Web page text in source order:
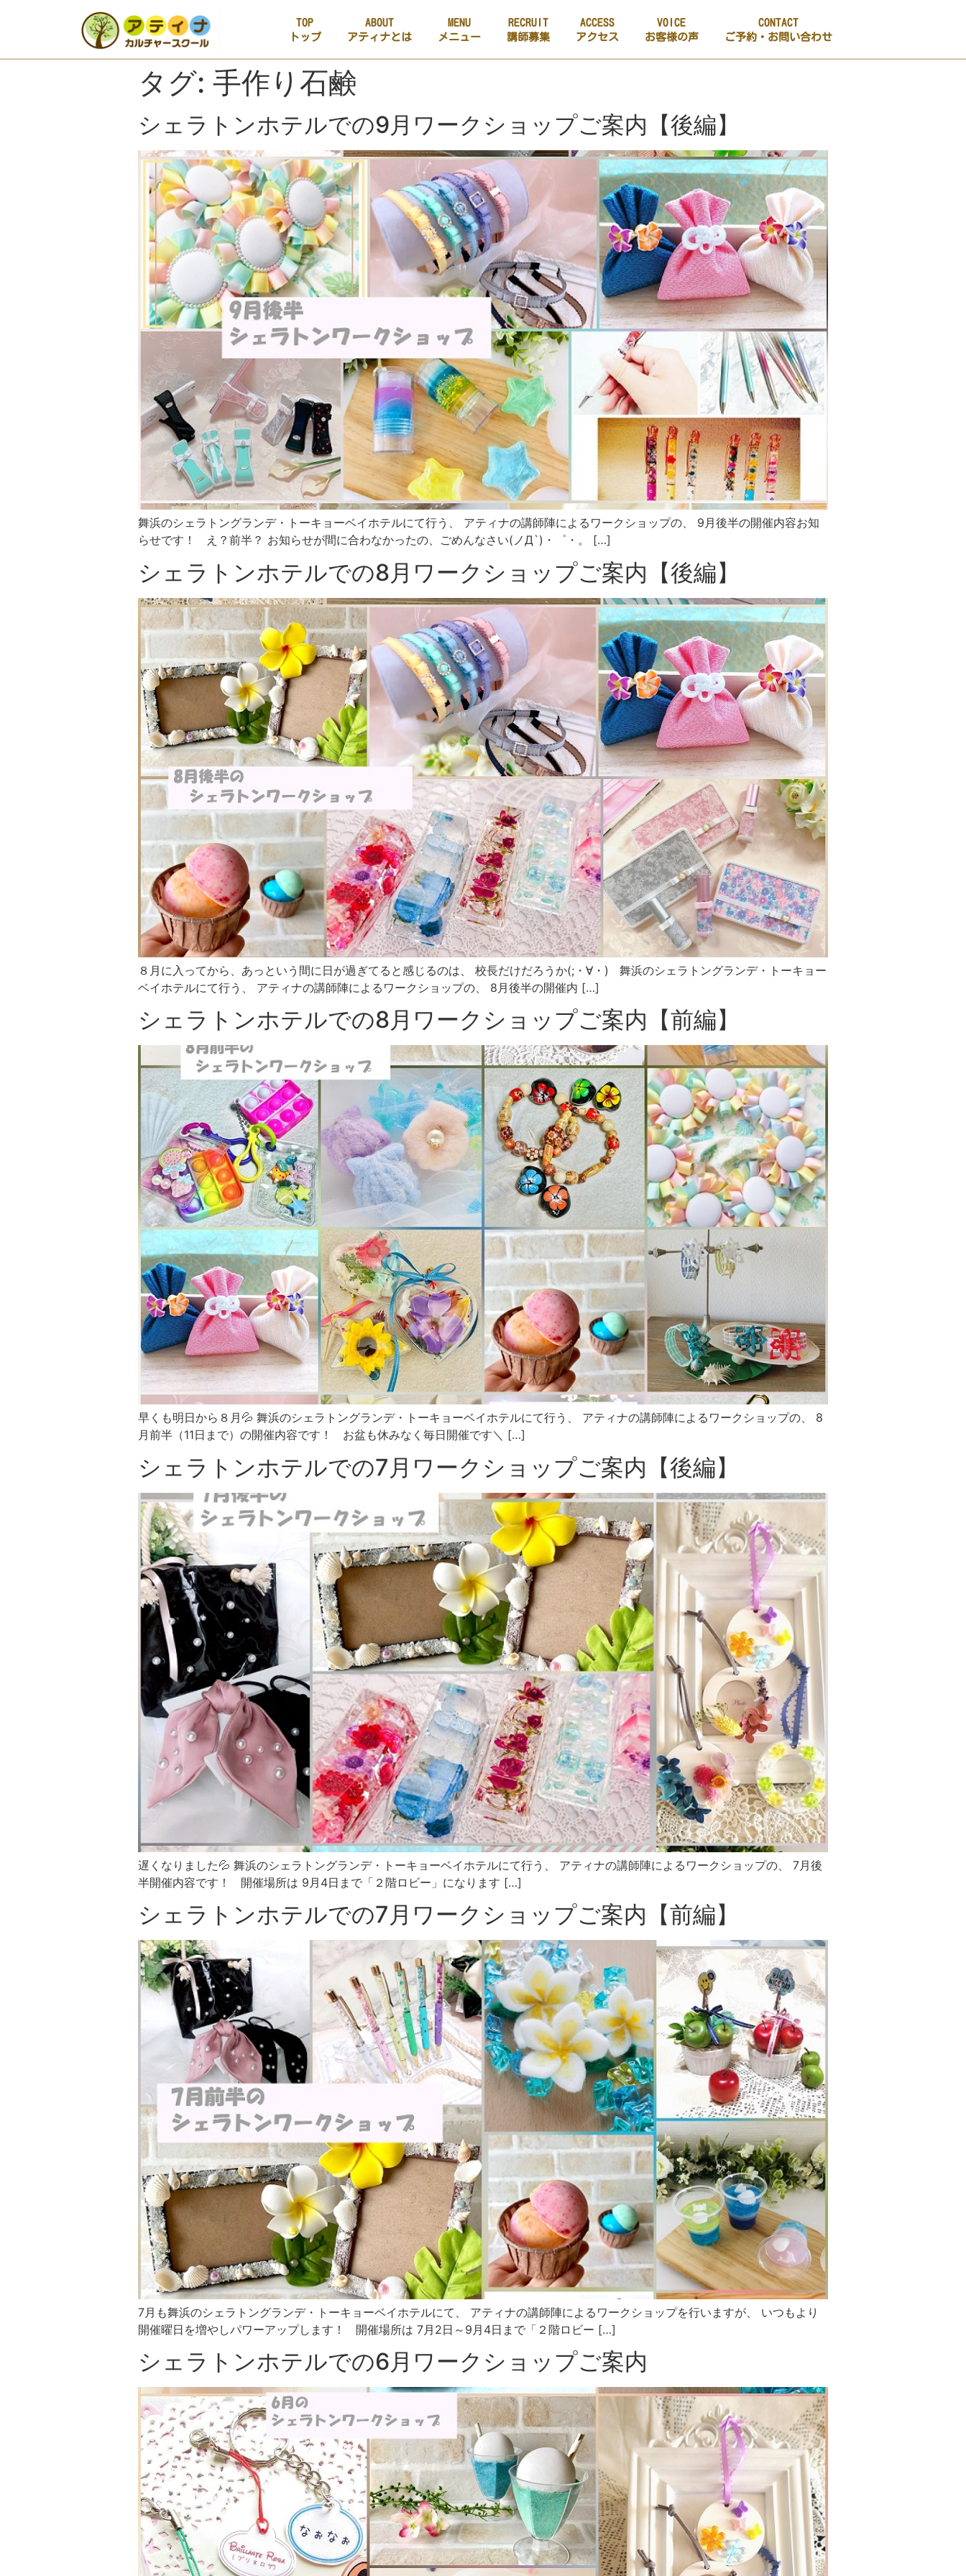
TOP
トップ
ABOUT
アティナとは
MENU
メニュー
RECRUIT
講師募集
ACCESS
アクセス
VOICE
お客様の声
CONTACT
ご予約・お問い合わせ
タグ: 手作り石鹸
シェラトンホテルでの9月ワークショップご案内【後編】
舞浜のシェラトングランデ・トーキョーベイホテルにて行う、 アティナの講師陣によるワークショップの、 9月後半の開催内容お知
らせです！ え？前半？ お知らせが間に合わなかったの、ごめんなさい(ノД`)・゜・。 […]
シェラトンホテルでの8月ワークショップご案内【後編】
８月に入ってから、あっという間に日が過ぎてると感じるのは、 校長だけだろうか(;・∀・) 舞浜のシェラトングランデ・トーキョー
ベイホテルにて行う、 アティナの講師陣によるワークショップの、 8月後半の開催内 […]
シェラトンホテルでの8月ワークショップご案内【前編】
早くも明日から８月💦 舞浜のシェラトングランデ・トーキョーベイホテルにて行う、 アティナの講師陣によるワークショップの、 8
月前半（11日まで）の開催内容です！ お盆も休みなく毎日開催です＼ […]
シェラトンホテルでの7月ワークショップご案内【後編】
遅くなりました💦 舞浜のシェラトングランデ・トーキョーベイホテルにて行う、 アティナの講師陣によるワークショップの、 7月後
半開催内容です！ 開催場所は 9月4日まで「２階ロビー」になります […]
シェラトンホテルでの7月ワークショップご案内【前編】
7月も舞浜のシェラトングランデ・トーキョーベイホテルにて、 アティナの講師陣によるワークショップを行いますが、 いつもより
開催曜日を増やしパワーアップします！ 開催場所は 7月2日～9月4日まで「２階ロビー […]
シェラトンホテルでの6月ワークショップご案内